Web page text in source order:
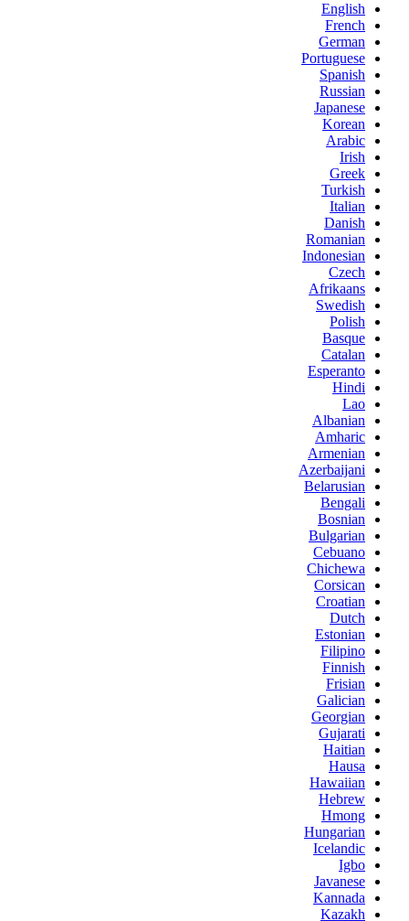
English
French
German
Portuguese
Spanish
Russian
Japanese
Korean
Arabic
Irish
Greek
Turkish
Italian
Danish
Romanian
Indonesian
Czech
Afrikaans
Swedish
Polish
Basque
Catalan
Esperanto
Hindi
Lao
Albanian
Amharic
Armenian
Azerbaijani
Belarusian
Bengali
Bosnian
Bulgarian
Cebuano
Chichewa
Corsican
Croatian
Dutch
Estonian
Filipino
Finnish
Frisian
Galician
Georgian
Gujarati
Haitian
Hausa
Hawaiian
Hebrew
Hmong
Hungarian
Icelandic
Igbo
Javanese
Kannada
Kazakh